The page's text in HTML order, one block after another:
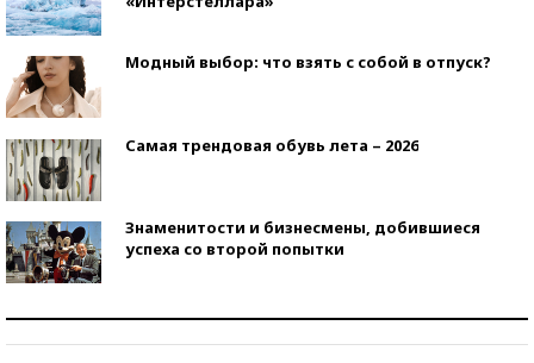
Модный выбор: что взять с собой в отпуск?
Самая трендовая обувь лета – 2026
Знаменитости и бизнесмены, добившиеся
успеха со второй попытки